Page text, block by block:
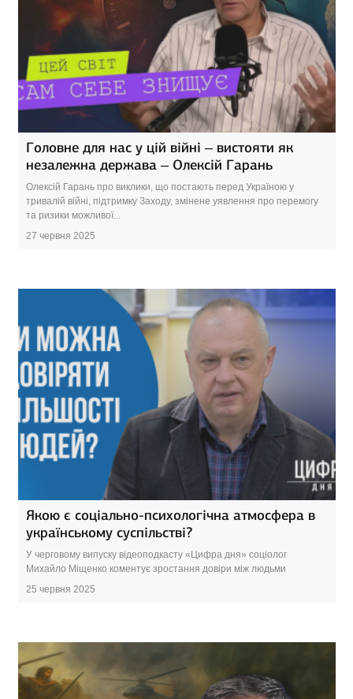
Головне для нас у цій війні – вистояти як
незалежна держава – Олексій Гарань
Олексій Гарань про виклики, що постають перед Україною у
тривалій війні, підтримку Заходу, змінене уявлення про перемогу
та ризики можливої...
27 червня 2025
Якою є соціально-психологічна атмосфера в
українському суспільстві?
У черговому випуску відеоподкасту «Цифра дня» соціолог
Михайло Міщенко коментує зростання довіри між людьми
25 червня 2025